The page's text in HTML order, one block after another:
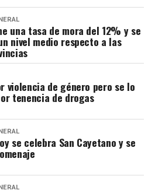
una tasa de mora del 12% y se
nivel medio respecto a las
violencia de género pero se lo
tenencia de drogas
se celebra San Cayetano y se